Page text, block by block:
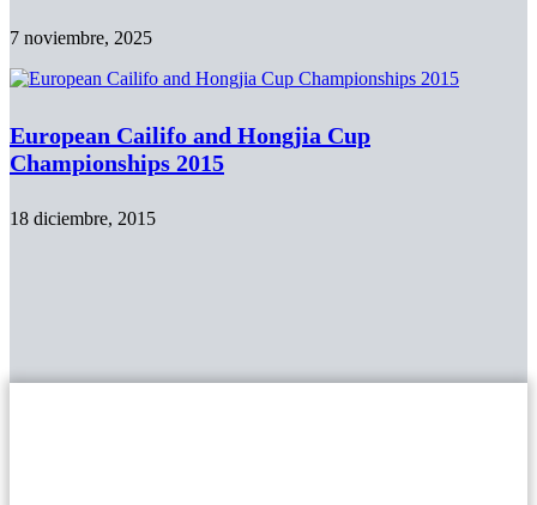
7 noviembre, 2025
European Cailifo and Hongjia Cup
Championships 2015
18 diciembre, 2015